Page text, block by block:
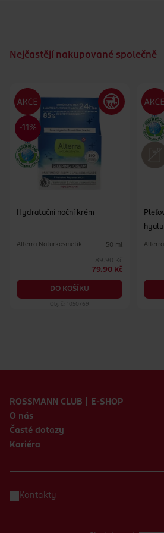
Nejčastějí nakupované společně
Hydratační noční krém
Alterra Naturkosmetik 50 ml
89.90 Kč
79.90 Kč
DO KOŠÍKU
Obj. č.: 1050769
ROSSMANN CLUB | E-SHOP
O nás
Časté dotazy
Kariéra
Kontakty